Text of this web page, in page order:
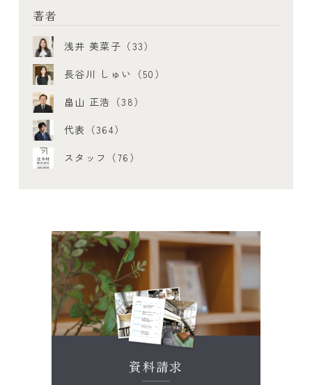
著者
浅井 美菜子（33）
長谷川 しゅい（50）
畠山 正浩（38）
代表（364）
スタッフ（76）
資料請求